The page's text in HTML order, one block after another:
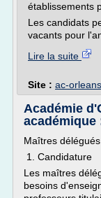
établissements
Les candidats
vacants pour
Lire la suite
Site : ac-
Académie
académique
Maîtres
1. Candidature
Les maîtres
besoins